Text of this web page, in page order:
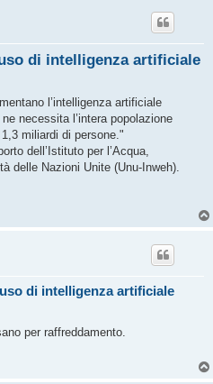
di intelligenza artificiale
l’intelligenza artificiale
necessita l’intera popolazione
miliardi di persone."
dell’Istituto per l’Acqua,
delle Nazioni Unite (Unu-Inweh).
di intelligenza artificiale
per raffreddamento.